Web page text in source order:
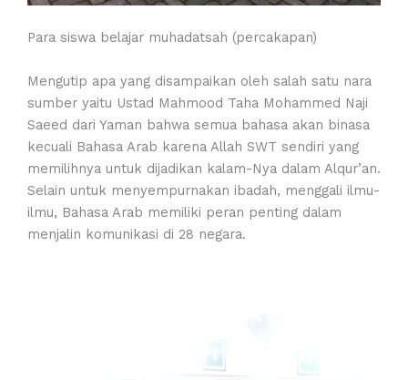
Para siswa belajar muhadatsah (percakapan)
Mengutip apa yang disampaikan oleh salah satu nara
sumber yaitu Ustad Mahmood Taha Mohammed Naji
Saeed dari Yaman bahwa semua bahasa akan binasa
kecuali Bahasa Arab karena Allah SWT sendiri yang
memilihnya untuk dijadikan kalam-Nya dalam Alqur’an.
Selain untuk menyempurnakan ibadah, menggali ilmu-
ilmu, Bahasa Arab memiliki peran penting dalam
menjalin komunikasi di 28 negara.